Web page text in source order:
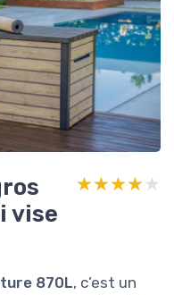
vise
★★★★★
★★★★★
870L, c’est un